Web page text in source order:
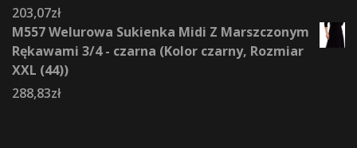
203,07zł
M557 Welurowa Sukienka Midi Z Marszczonym
Rękawami 3/4 - czarna (Kolor czarny, Rozmiar
XXL (44))
288,83zł